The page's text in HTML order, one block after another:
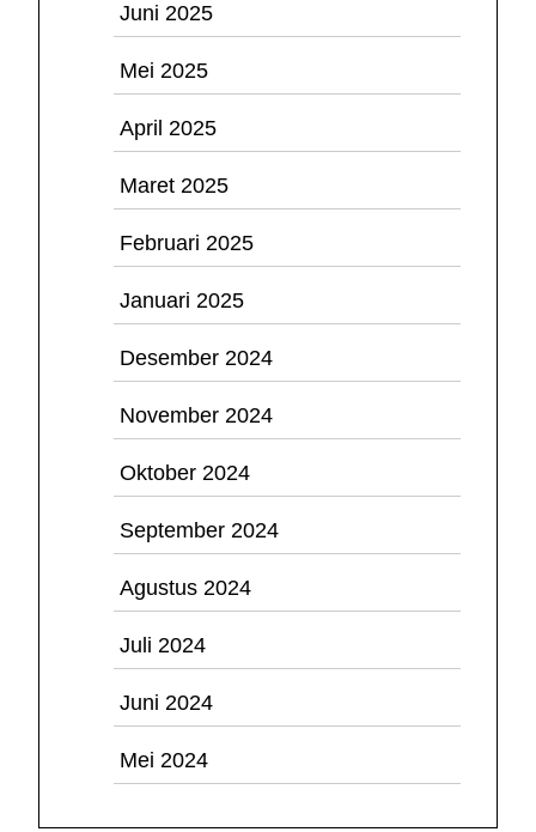
Juni 2025
Mei 2025
April 2025
Maret 2025
Februari 2025
Januari 2025
Desember 2024
November 2024
Oktober 2024
September 2024
Agustus 2024
Juli 2024
Juni 2024
Mei 2024